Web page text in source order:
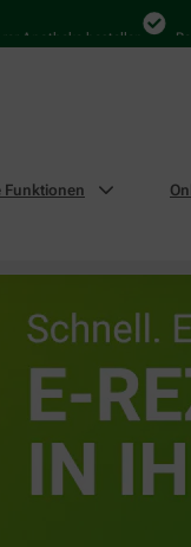
bestellen
Funktionen